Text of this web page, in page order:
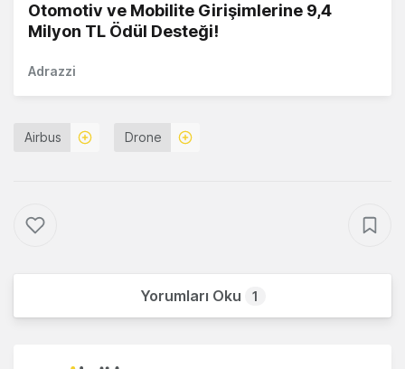
Otomotiv ve Mobilite Girişimlerine 9,4
Milyon TL Ödül Desteği!
Adrazzi
Airbus Drone
Yorumları Oku 1